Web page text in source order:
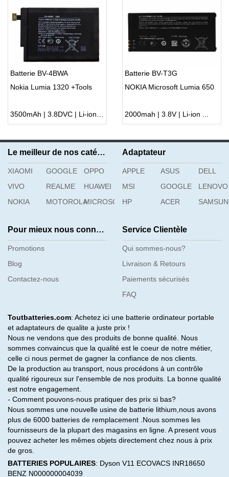
Batterie BV-4BWA
Nokia Lumia 1320 +Tools
3500mAh | 3.8DVC | Li-ion ...
Batterie BV-T3G
NOKIA Microsoft Lumia 650
2000mah | 3.8V | Li-ion ...
Le meilleur de nos catégories
XIAOMI GOOGLE
OPPO
VIVO
REALME
HUAWEI
NOKIA
MOTOROLAMICROSOFT
Adaptateur
APPLE ASUS
DELL
MSI
GOOGLE
LENOVO
HP
ACER
Pour mieux nous connaître
Promotions
Blog
Contactez-nous
Service Clientèle
Qui sommes-nous?
Livraison & Retours
Paiements sécurisés
FAQ
Toutbatteries.com: Achetez ici une batterie ordinateur portable
et adaptateurs de qualite a juste prix !
Nous ne vendons que des produits de bonne qualité. Nous
sommes convaincus que la qualité est le coeur de notre métier,
celle ci nous permet de gagner la confiance de nos clients.
De la production au transport, nous procédons à un contrôle
qualité rigoureux sur l'ensemble de nos produits. La bonne qualité
est notre engagement.
- Comment pouvons-nous pratiquer des prix si bas?
Nous sommes une nouvelle usine de batterie lithium,nous avons
plus de 6000 batteries de remplacement .Nous sommes les
fournisseurs de la plupart des magasins en ligne. A present vous
pouvez acheter les mêmes objets directement chez nous à prix
de gros.
BATTERIES POPULAIRES: Dyson V11 ECOVACS INR18650
BENZ N000000004039